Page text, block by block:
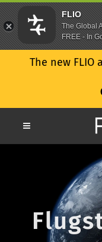
The new
FLIO
The Global
FREE - In